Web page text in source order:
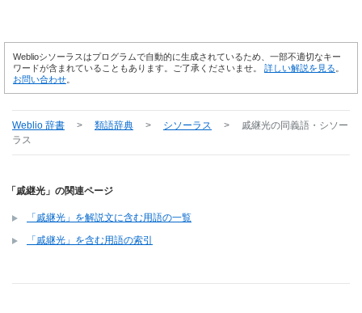
Weblioシソーラスはプログラムで自動的に生成されているため、一部不適切なキー
ワードが含まれていることもあります。ご了承くださいませ。 詳しい解説を見る
お問い合わせ
Weblio 辞書 > 類語辞典 > シソーラス > 戚継光の同義語・シソー
ラス
「戚継光」の関連ページ
「戚継光」を解説文に含む用語の一覧
「戚継光」を含む用語の索引